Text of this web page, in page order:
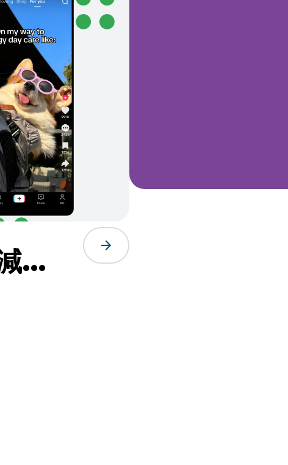
能
arrow_forward